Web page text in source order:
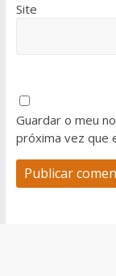
Site
Guardar o meu
próxima vez que